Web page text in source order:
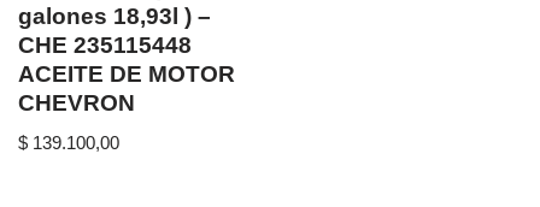
galones 18,93l ) –
CHE 235115448
ACEITE DE MOTOR
CHEVRON
$ 139.100,00